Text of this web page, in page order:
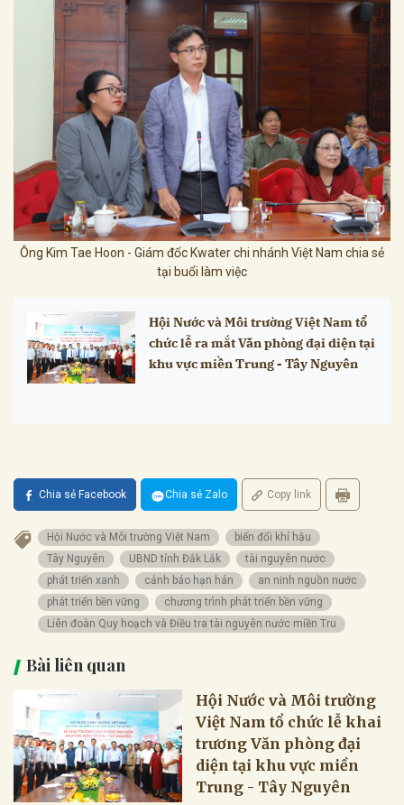
Ông Kim Tae Hoon - Giám đốc Kwater chi nhánh Việt Nam chia sẻ
tại buổi làm việc
Hội Nước và Môi trường Việt Nam tổ
chức lễ ra mắt Văn phòng đại diện tại
khu vực miền Trung - Tây Nguyên
Chia sẻ Facebook Chia sẻ Zalo Copy link
Hội Nước và Môi trường Việt Nam
biến đổi khí hậu
Tây Nguyên
UBND tỉnh Đắk Lắk
tài nguyên nước
phát triển xanh
cảnh báo hạn hán
an ninh nguồn nước
phát triển bền vững
chương trình phát triển bền vững
Liên đoàn Quy hoạch và Điều tra tài nguyên nước miền Tru
Bài liên quan
Hội Nước và Môi trường
Việt Nam tổ chức lễ khai
trương Văn phòng đại
diện tại khu vực miền
Trung - Tây Nguyên